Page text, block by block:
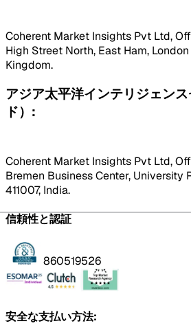
Coherent Market Insights Pvt Ltd,
High Street North, East Ham,
Kingdom.
アジア太平洋インテリジェン
ド）:
Coherent Market Insights Pvt Ltd,
Bremen Business Center, University
411007, India.
信頼性と認証
860519526
安全な支払い方法: